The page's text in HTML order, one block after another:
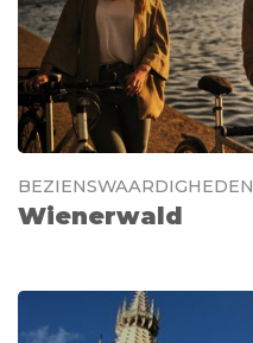
BEZIENSWAARDIGHEDEN
Wienerwald